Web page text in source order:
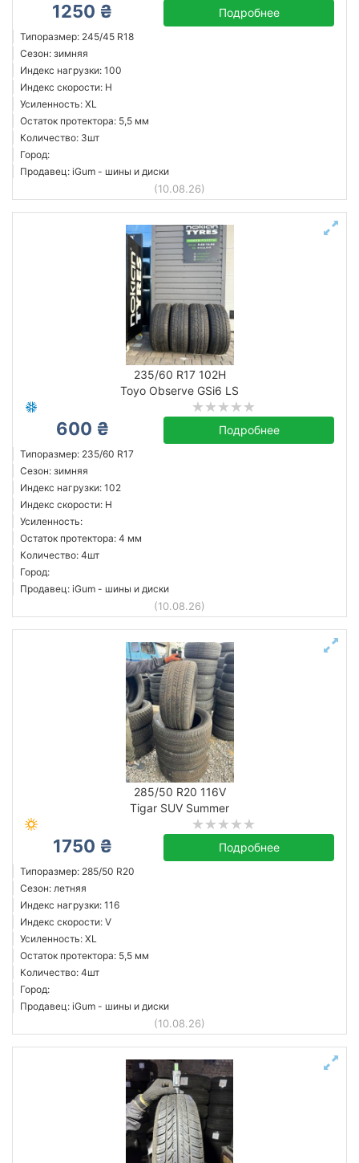
1250 ₴ Подробнее
Типоразмер: 245/45 R18
Сезон: зимняя
Индекс нагрузки: 100
Индекс скорости: H
Усиленность: XL
Остаток протектора: 5,5 мм
Количество: 3шт
Город:
Продавец: iGum - шины и диски
(10.08.26)
235/60 R17 102H
Toyo Observe GSi6 LS
600 ₴ Подробнее
Типоразмер: 235/60 R17
Сезон: зимняя
Индекс нагрузки: 102
Индекс скорости: H
Усиленность:
Остаток протектора: 4 мм
Количество: 4шт
Город:
Продавец: iGum - шины и диски
(10.08.26)
285/50 R20 116V
Tigar SUV Summer
1750 ₴ Подробнее
Типоразмер: 285/50 R20
Сезон: летняя
Индекс нагрузки: 116
Индекс скорости: V
Усиленность: XL
Остаток протектора: 5,5 мм
Количество: 4шт
Город:
Продавец: iGum - шины и диски
(10.08.26)